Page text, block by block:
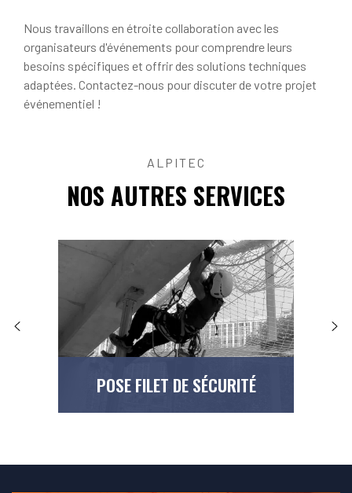
Nous travaillons en étroite collaboration avec les
organisateurs d'événements pour comprendre leurs
besoins spécifiques et offrir des solutions techniques
adaptées. Contactez-nous pour discuter de votre projet
événementiel !
ALPITEC
NOS AUTRES SERVICES
POSE FILET DE SÉCURITÉ